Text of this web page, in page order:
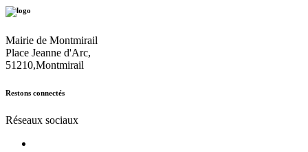
Mairie de Montmirail
Place Jeanne d'Arc,
51210,Montmirail
Restons connectés
Réseaux sociaux